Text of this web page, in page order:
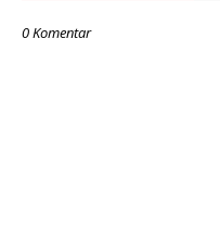
0 Komentar